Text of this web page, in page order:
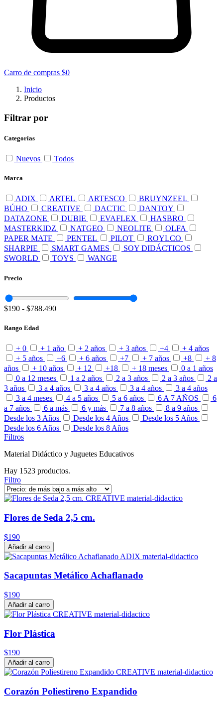
Carro de compras $0
Inicio
Productos
Filtrar por
Categorías
Nuevos Todos
Marca
ADIX ARTEL ARTESCO
BRUYNZEEL
BÚHO
CREATIVE DACTIC
DANTOY
DATAZONE
DUBIE EVAFLEX
HASBRO
MASTERKIDZ
NATGEO NEOLITE
OLFA
PAPER MATE
PENTEL PILOT
ROYLCO
SHARPIE
SMART GAMES
SOY DIDÁCTICOS
SWORLD
TOYS WANGE
Precio
$190 - $788.490
Rango Edad
+ 0 + 1 año + 2 años + 3 años +4
+ 4 años
+ 5 años
+6 + 6 años +7 + 7 años +8
+ 8
años
+ 10 años + 12 +18 + 18 meses
0 a 1 años
0 a 12 meses
1 a 2 años 2 a 3 años 2 a 3 años
2 a
3 años
3 a 4 años 3 a 4 años 3 a 4 años
3 a 4 años
3 a 4 meses
4 a 5 años 5 a 6 años 6 A 7 AÑOS
6
a 7 años
6 a más 6 y más 7 a 8 años
8 a 9 años
Desde los 3 Años
Desde los 4 Años
Desde los 5 Años
Desde los 6 Años
Desde los 8 Años
Filtros
Material Didáctico y Juguetes Educativos
Hay 1523 productos.
Filtro
Flores de Seda 2,5 cm.
$190
Añadir al carro
Sacapuntas Metálico Achaflanado
$190
Añadir al carro
Flor Plástica
$190
Añadir al carro
Corazón Poliestireno Expandido